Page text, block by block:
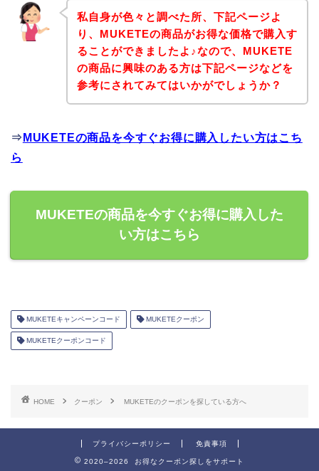
私自身が色々と調べた所、下記ページよ
り、MUKETEの商品がお得な価格で購入す
ることができましたよ♪なので、MUKETE
の商品に興味のある方は下記ページなどを
参考にされてみてはいかがでしょうか？
⇒ MUKETEの商品を今すぐお得に購入したい方はこち
ら
MUKETEの商品を今すぐお得に購入した
い方はこちら
MUKETEキャンペーンコード MUKETEクーポン
MUKETEクーポンコード
HOME クーポン MUKETEのクーポンを探している方へ
プライバシーポリシー 免責事項
2020–2026 お得なクーポン探しをサポート